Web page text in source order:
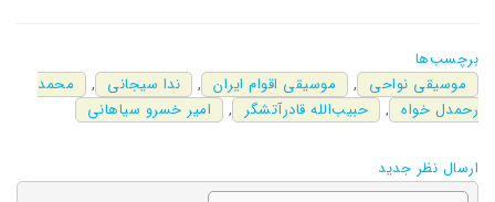
برچسب‌ها
موسیقی نواحی
, موسیقی اقوام ایران , ندا سیجانی ,
محمد
رحمدل خواه , حبیب‌الله قادرآتشگر , امیر خسرو سیاهانی
ارسال نظر جدید